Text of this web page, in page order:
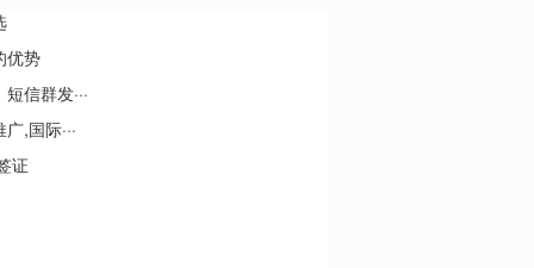
优势
信群发···
,国际···
证